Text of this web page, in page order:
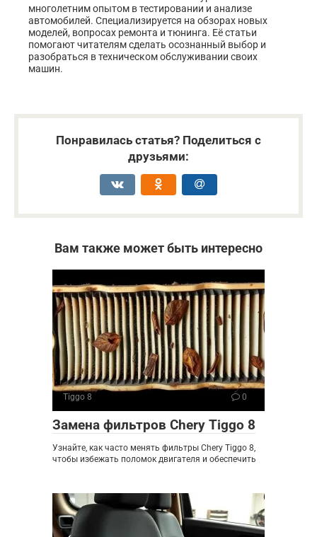
многолетним опытом в тестировании и анализе
автомобилей. Специализируется на обзорах новых
моделей, вопросах ремонта и тюнинга. Её статьи
помогают читателям сделать осознанный выбор и
разобраться в техническом обслуживании своих
машин.
Понравилась статья? Поделиться с
друзьями:
Вам также может быть интересно
Tiggo 8 0
Замена фильтров Chery Tiggo 8
Узнайте, как часто менять фильтры Chery Tiggo 8,
чтобы избежать поломок двигателя и обеспечить